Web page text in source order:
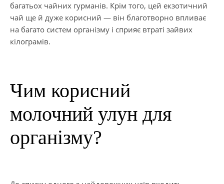
багатьох чайних гурманів. Крім того, цей екзотичний
чай ще й дуже корисний — він благотворно впливає
на багато систем організму і сприяє втраті зайвих
кілограмів.
Чим корисний
молочний улун для
організму?